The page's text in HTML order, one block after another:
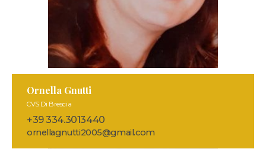
Ornella Gnutti
CVS Di Brescia
+39 334.3013440
ornellagnutti2005@gmail.com